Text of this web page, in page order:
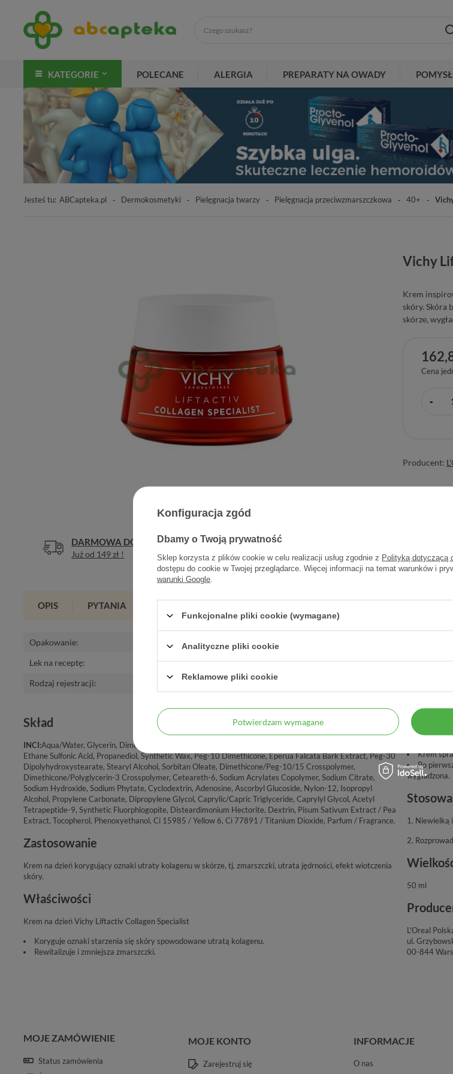
KATEGORIE POLECANE ALERGIA PREPARATY NA OWADY
Jesteś tu: ABCapteka.pl Dermokosmetyki Pielęgnacja twarzy Pielęgnacja przeciwzmarszczkowa 40+
Vichy
Krem
skóry. Skóra
skórze,
Cena
-
Producent:
DARMOWA DOSTAWA
Już od 149 zł !
DOŚWIADCZENIE
Legalna apteka od 2006 r. 98%
OPIS PYTANIA
Opakowanie:
Lek na receptę:
Rodzaj rejestracji: Kosmetyk
Skład
INCI:Aqua/Water, Glycerin, Dimethicone, Isohexadecane, Alcohol Denat., Silica, Hydroxyethylpiperazine
Ethane Sulfonic Acid, Propanediol, Synthetic Wax, Peg-10 Dimethicone, Eperua Falcata Bark Extract, Peg-30
Dipolyhydroxystearate, Stearyl Alcohol, Sorbitan Oleate, Dimethicone/Peg-10/15 Crosspolymer,
Dimethicone/Polyglycerin-3 Crosspolymer, Ceteareth-6, Sodium Acrylates Copolymer, Sodium Citrate,
Sodium Hydroxide, Sodium Phytate, Cyclodextrin, Adenosine, Ascorbyl Glucoside, Nylon-12, Isopropyl
Alcohol, Propylene Carbonate, Dipropylene Glycol, Caprylic/Capric Triglyceride, Caprylyl Glycol, Acetyl
Tetrapeptide-9, Synthetic Fluorphlogopite, Disteardimonium Hectorite, Dextrin, Pisum Sativum Extract / Pea
Extract, Tocopherol, Phenoxyethanol, Ci 15985 / Yellow 6, Ci 77891 / Titanium Dioxide, Parfum / Fragrance.
Zastosowanie
Krem na dzień korygujący oznaki utraty kolagenu w skórze, tj. zmarszczki, utrata jędrności, efekt wiotczenia
skóry.
Właściwości
Krem na dzień Vichy Liftactiv Collagen Specialist
Koryguje oznaki starzenia się skóry spowodowane utratą kolagenu.
Rewitalizuje i zmniejsza zmarszczki.
Poprawia
Zawiera
Krem
Po
wygładzona.
1. Niewielką
2.
50 ml
L'Oreal
ul.
00-844
MOJE ZAMÓWIENIE
Status zamówienia
MOJE KONTO
Zarejestruj się
INFORMACJE
O nas
Konfiguracja zgód
Dbamy o Twoją prywatność
Sklep korzysta z plików cookie w celu realizacji usług zgodnie z Polityką dotyczącą
dostępu do cookie w Twojej przeglądarce. Więcej informacji na temat warunków i
warunki Google
Funkcjonalne pliki cookie (wymagane)
Analityczne pliki cookie
Reklamowe pliki cookie
Potwierdzam wymagane